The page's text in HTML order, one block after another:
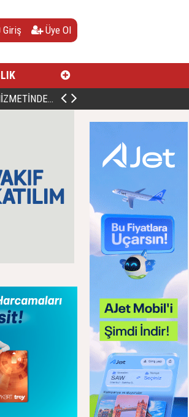
Giriş Üye Ol
YÂD EDİLECEK